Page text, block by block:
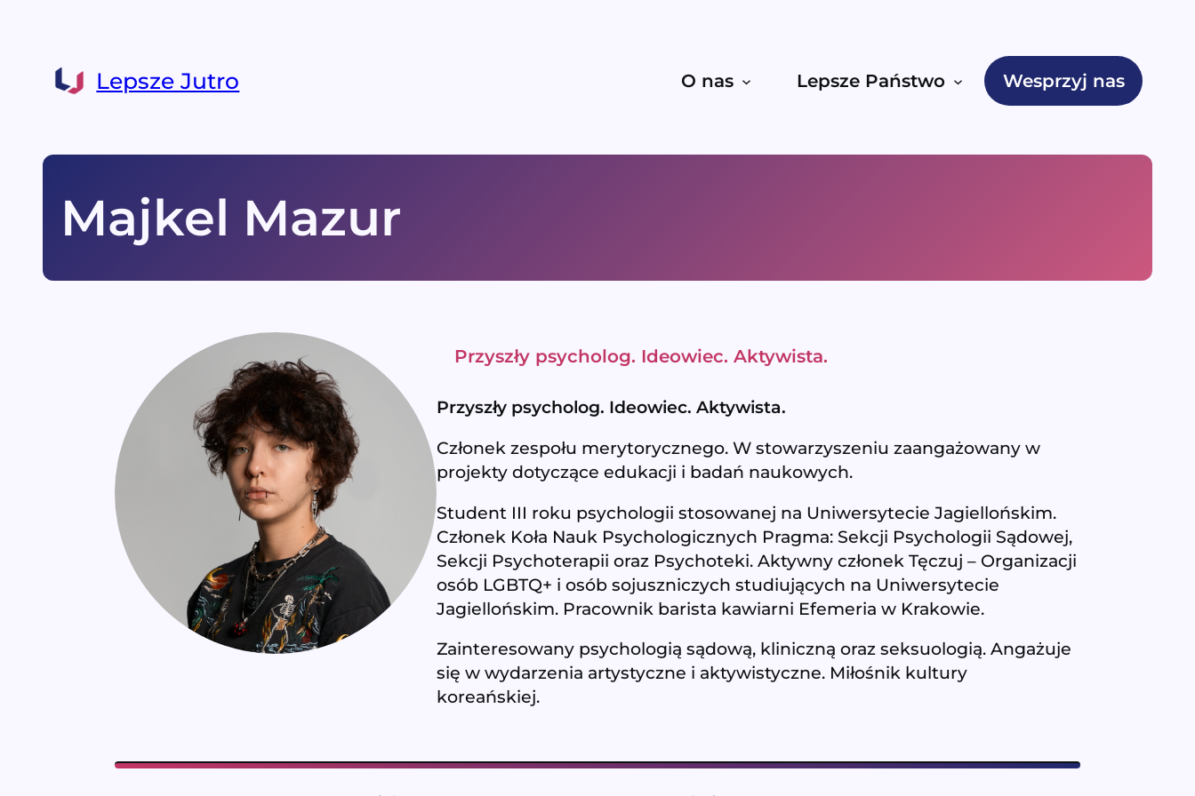
Lepsze Jutro O nas Lepsze Państwo Wesprzyj nas
Majkel Mazur
Przyszły psycholog. Ideowiec. Aktywista.
Przyszły psycholog. Ideowiec. Aktywista.
Członek zespołu merytorycznego. W stowarzyszeniu zaangażowany w
projekty dotyczące edukacji i badań naukowych.
Student III roku psychologii stosowanej na Uniwersytecie Jagiellońskim.
Członek Koła Nauk Psychologicznych Pragma: Sekcji Psychologii Sądowej,
Sekcji Psychoterapii oraz Psychoteki. Aktywny członek Tęczuj – Organizacji
osób LGBTQ+ i osób sojuszniczych studiujących na Uniwersytecie
Jagiellońskim. Pracownik barista kawiarni Efemeria w Krakowie.
Zainteresowany psychologią sądową, kliniczną oraz seksuologią. Angażuje
się w wydarzenia artystyczne i aktywistyczne. Miłośnik kultury
koreańskiej.